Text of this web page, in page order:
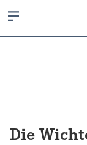
Die